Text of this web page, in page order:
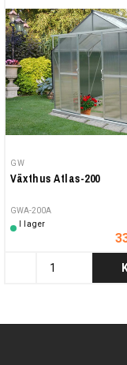
GW
Växthus Atlas-200
GWA-200A
I lager